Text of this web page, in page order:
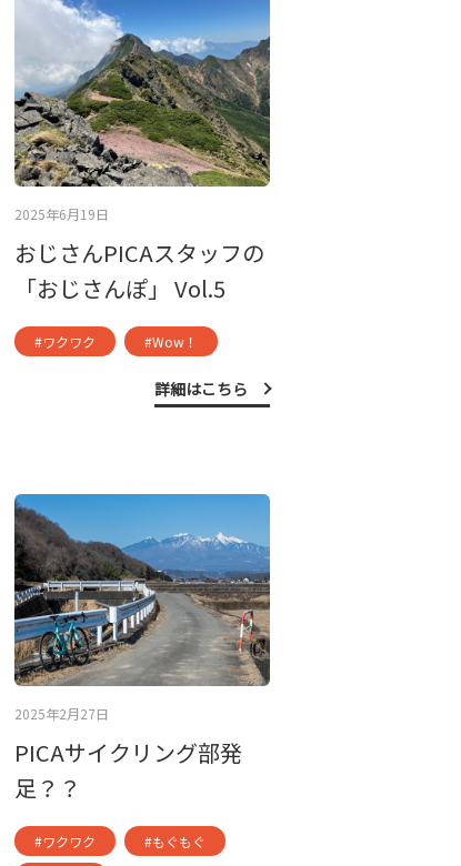
2025年6月19日
おじさんPICAスタッフの
「おじさんぽ」 Vol.5
#ワクワク #Wow！
詳細はこちら
2025年2月27日
PICAサイクリング部発
足？？
#ワクワク
#もぐもぐ